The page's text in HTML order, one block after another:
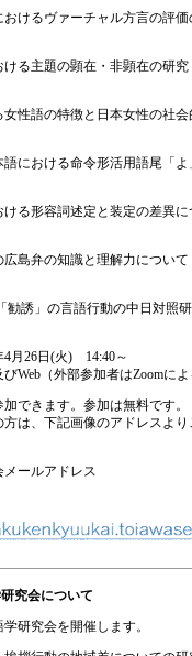
けるヴァーチャル方言の評価
る主題の顕在・非顕在の研究
女性語の特徴と日本女性の社
における命令形活用語尾「
ける形容詞述定と装定の差異
島弁の知識と理解力について
勧誘」の言語行動の中日対照
4月 26日 (火) 14:40～
びWeb（外部参加者はZoomに
できます。参加は無料です。
は、下記画像のアドレスよ
ールアドレス
究会について
学研究会を開催します。